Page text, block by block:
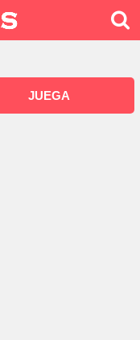
JUEGA